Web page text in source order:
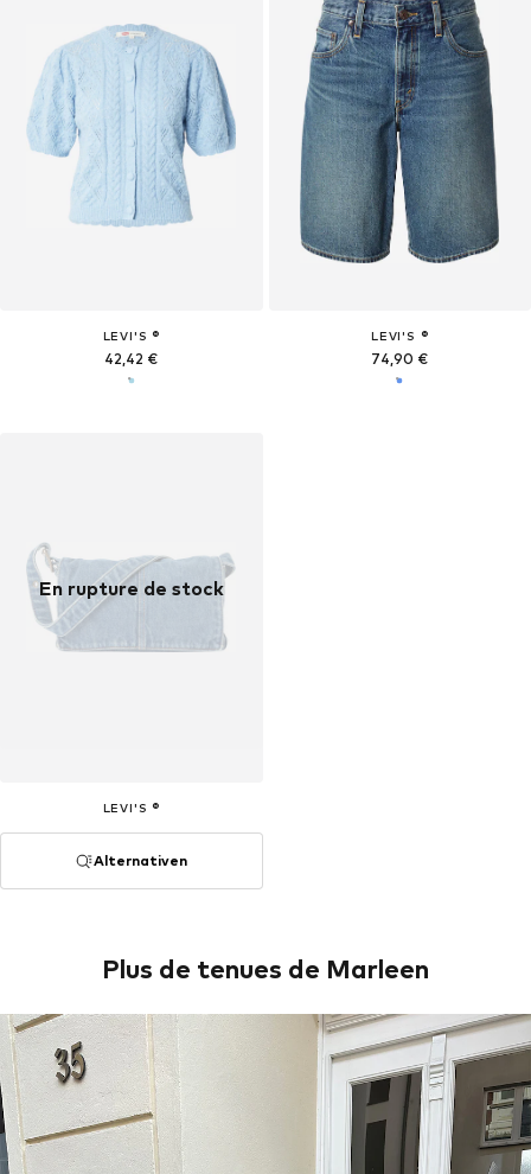
LEVI'S ®
42,42 €
LEVI'S ®
74,90 €
En rupture de stock
LEVI'S ®
Alternativen
Plus de tenues de Marleen